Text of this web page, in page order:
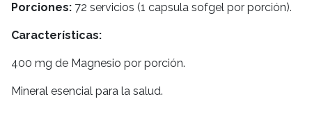
Porciones: 72 servicios (1 capsula sofgel por porción).
Características:
400 mg de Magnesio por porción.
Mineral esencial para la salud.